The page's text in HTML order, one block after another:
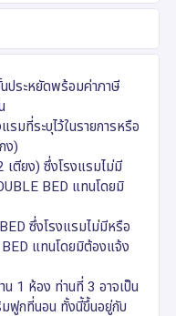
นประหยัดพร้อมค่าภาษี
มที่ระบุไว้ในรายการหรือ
ง)
ตียง) ซึ่งโรงแรมไม่มี
BED แทนโดยมิ
ซึ่งโรงแรมไม่มีหรือ
แทนโดยมิต้องแจ้ง
1 ห้อง ท่านที่ 3 อาจเป็น
มฟูกที่นอน ทั้งนี้ขึ้นอยู่กับ